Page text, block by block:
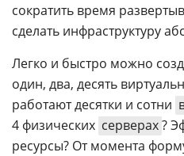
сократить время
сделать инфраструктуру
Легко и быстро можно
один, два, десять
работают десятки и сотни
4 физических серверах?
ресурсы? От момента